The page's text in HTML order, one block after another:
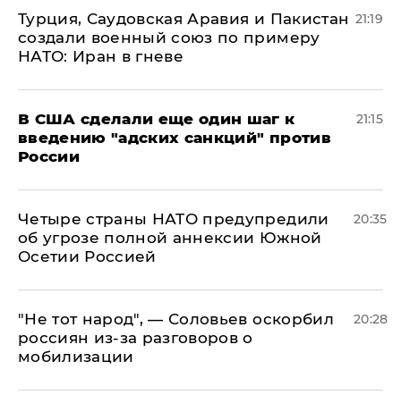
Турция, Саудовская Аравия и Пакистан
создали военный союз по примеру
НАТО: Иран в гневе
21:19
В США сделали еще один шаг к
введению "адских санкций" против
России
21:15
Четыре страны НАТО предупредили
об угрозе полной аннексии Южной
Осетии Россией
20:35
​"Не тот народ", — Соловьев оскорбил
россиян из-за разговоров о
мобилизации
20:28